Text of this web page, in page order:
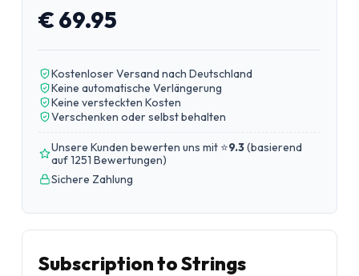
€ 69.95
Kostenloser Versand nach Deutschland
Keine automatische Verlängerung
Keine versteckten Kosten
Verschenken oder selbst behalten
Unsere Kunden bewerten uns mit ⭐9.3(basierend
auf 1251 Bewertungen)
Sichere Zahlung
Subscription to Strings